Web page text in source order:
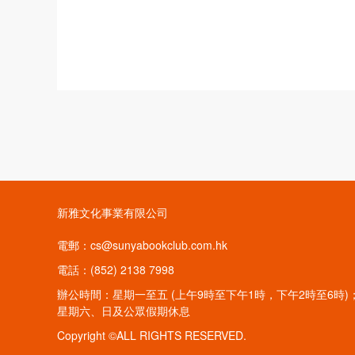
新雅文化事業有限公司
電郵：cs@sunyabookclub.com.hk
電話：(852) 2138 7998
辦公時間：星期一至五 (上午9時至下午1時，下午2時至6時)
星期六、日及公眾假期休息
Copyright ©ALL RIGHTS RESERVED.